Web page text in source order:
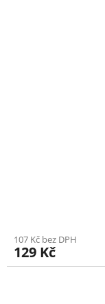
107 Kč bez DPH
129 Kč